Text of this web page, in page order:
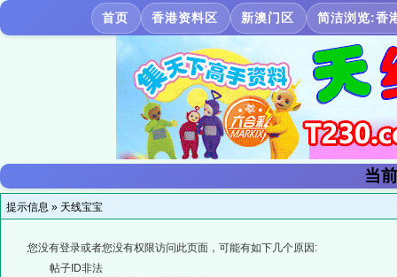
首页 香港资料区 新澳门区 简洁浏览:香
当
提示信息 » 天线宝宝
您没有登录或者您没有权限访问此页面，可能有如下几个原因:
帖子ID非法